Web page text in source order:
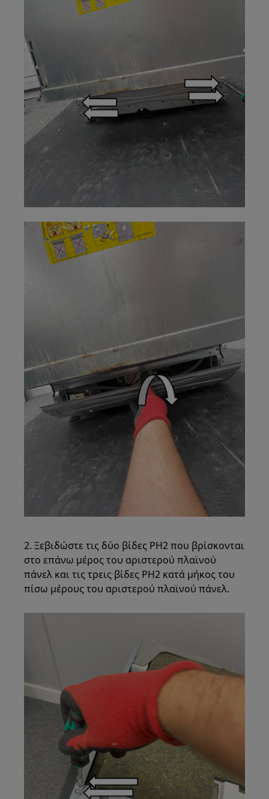
2. Ξεβιδώστε τις δύο βίδες PH2 που βρίσκονται
στο επάνω μέρος του αριστερού πλαϊνού
πάνελ και τις τρεις βίδες PH2 κατά μήκος του
πίσω μέρους του αριστερού πλαϊνού πάνελ.